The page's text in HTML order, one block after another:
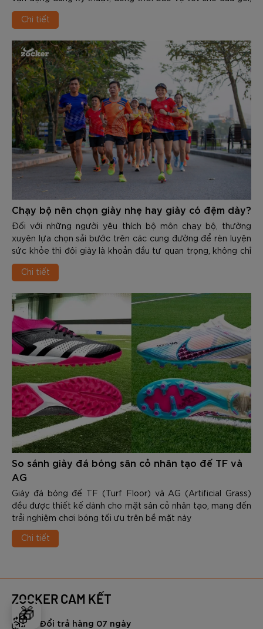
🎁
cổ chân, khớp hàng và cột sống. Tuy nhiên, mọi vật dùng
đều có độ bền và tuổi thọ nhất định. Việc sử dụng 1 đôi giày
nhân gây ra các chấn thương nghiêm trọng như: Viêm cân
gan chân, đau cẳng chân, viêm khớp…
Chi tiết
Chạy bộ nên chọn giày nhẹ hay giày có đệm dày?
Đối với những người yêu thích bộ môn chạy bộ, thường
xuyên lựa chọn sải bước trên các cung đường để rèn luyện
sức khỏe thì đôi giày là khoản đầu tư quan trọng, không chỉ
giúp cải thiện thành tích mà còn phòng tránh những chấn
thương dai dẳng. Đứng trước kệ giày của các thương hiệu,
để chọn được sản phẩm phù hợp.
Chi tiết
So sánh giày đá bóng sân cỏ nhân tạo đế TF và
AG
Giày đá bóng đế TF (Turf Floor) và AG (Artificial Grass)
đều được thiết kế dành cho mặt sân cỏ nhân tạo, mang đến
trải nghiệm chơi bóng tối ưu trên bề mặt này
Chi tiết
ZOCKER CAM KẾT
Đổi trả hàng 07 ngày